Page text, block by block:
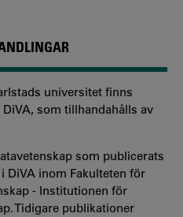
universitet finns
som tillhandahålls av
som publicerats
DiVA inom Fakulteten för
- Institutionen för
Tidigare publikationer